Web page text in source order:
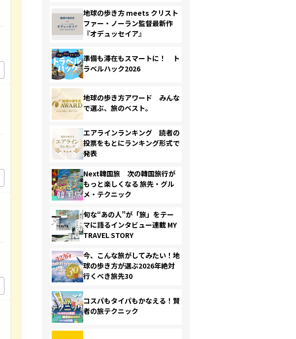
地球の歩き方 meets クリスト
ファー・ノーラン監督最新作
『オデュッセイア』
準備も滞在もスマートに！ ト
ラベルハック2026
地球の歩き方アワード みんな
で選ぶ、旅のベスト。
エアラインランキング 読者の
投票をもとにランキング形式で
発表
Next韓国旅 次の韓国旅行が
もっと楽しくなる 旅先・グル
メ・テクニック
旬な“あの人”が「旅」をテー
マに語るインタビュー連載 MY
TRAVEL STORY
今、こんな旅がしてみたい！地
球の歩き方が選ぶ2026年絶対
行くべき旅先30
コスパもタイパもかなえる！賢
者の旅テクニック